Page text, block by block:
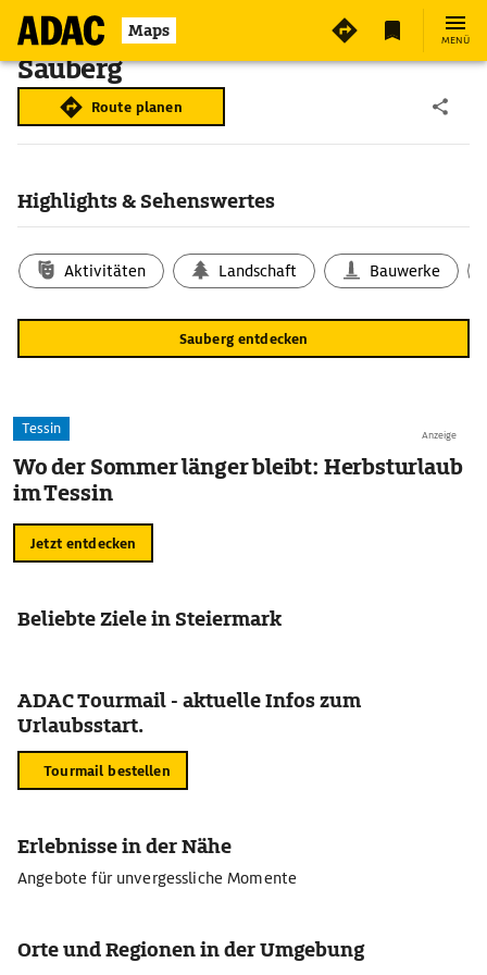
Maps MENÜ
Sauberg
Route planen
Highlights & Sehenswertes
Aktivitäten Landschaft Bauwerke
Sauberg entdecken
Anzeige
Tessin
Wo der Sommer länger bleibt: Herbsturlaub
im Tessin
Jetzt entdecken
Beliebte Ziele in Steiermark
ADAC Tourmail - aktuelle Infos zum
Urlaubsstart.
Tourmail bestellen
Erlebnisse in der Nähe
Angebote für unvergessliche Momente
Orte und Regionen in der Umgebung